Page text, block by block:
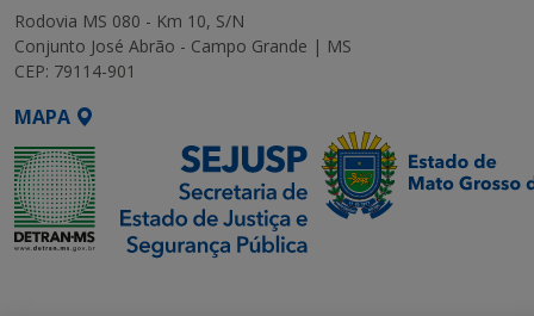
Rodovia MS 080 - Km 10, S/N
Conjunto José Abrão - Campo Grande | MS
CEP: 79114-901
MAPA